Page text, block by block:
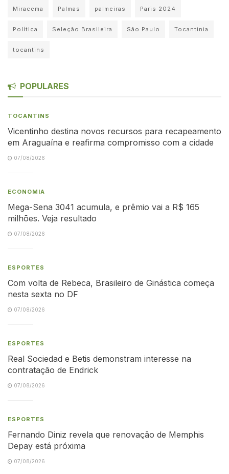
Miracema Palmas palmeiras Paris 2024
Política Seleção Brasileira São Paulo Tocantinia
tocantins
POPULARES
TOCANTINS
Vicentinho destina novos recursos para recapeamento
em Araguaína e reafirma compromisso com a cidade
07/08/2026
ECONOMIA
Mega-Sena 3041 acumula, e prêmio vai a R$ 165
milhões. Veja resultado
07/08/2026
ESPORTES
Com volta de Rebeca, Brasileiro de Ginástica começa
nesta sexta no DF
07/08/2026
ESPORTES
Real Sociedad e Betis demonstram interesse na
contratação de Endrick
07/08/2026
ESPORTES
Fernando Diniz revela que renovação de Memphis
Depay está próxima
07/08/2026